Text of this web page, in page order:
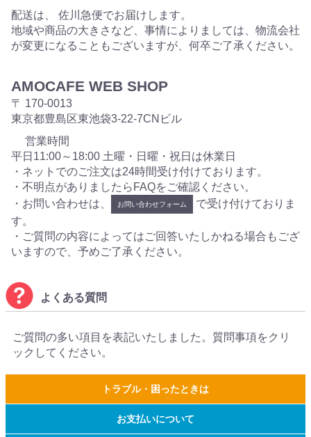
配送は、 佐川急便でお届けします。
地域や商品の大きさなど、事情によりましては、物流会社
が変更になることもございますが、何卒ご了承ください。
AMOCAFE WEB SHOP
〒 170-0013
東京都豊島区東池袋3-22-7CNビル
営業時間
平日11:00～18:00 土曜・日曜・祝日は休業日
・ネットでのご注文は24時間受け付けております。
・不明点がありましたらFAQをご確認ください。
・お問い合わせは、
お問い合わせフォーム
で受け付けておりま
す。
・ご質問の内容によってはご回答いたしかねる場合もござ
いますので、予めご了承ください。
よくある質問
ご質問の多い項目を表記いたしました。質問事項をクリ
ックしてください。
トラブル・困ったときは
お支払いについて